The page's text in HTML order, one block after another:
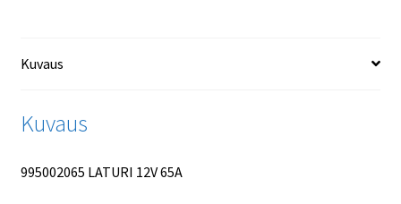
Kuvaus
Kuvaus
995002065 LATURI 12V 65A